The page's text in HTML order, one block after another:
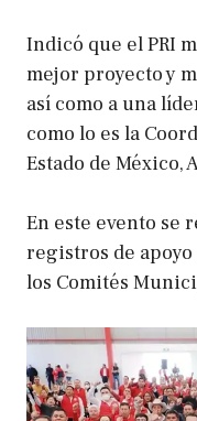
Indicó que el PRI
mejor proyecto y
así como a una
como lo es la
Estado de México,
En este evento se
registros de
los Comités